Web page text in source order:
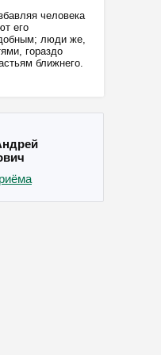
человека
его
люди же,
гораздо
ближнего.